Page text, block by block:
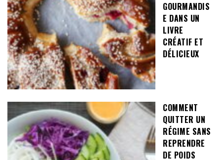
GOURMANDIS
E DANS UN
LIVRE
CRÉATIF ET
DÉLICIEUX
COMMENT
QUITTER UN
RÉGIME SANS
REPRENDRE
DE POIDS